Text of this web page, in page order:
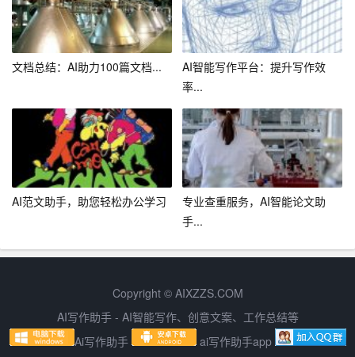
案等文件，提高工作效率。此外，助手还可以为企业生成
宣传文案、广告语等，提升企业形象。
4. 个人领域
在个人领域，头条AI写作助手助力广大写作爱好者提升写
作水平，实现写作梦想。无论是撰写日记、散文，还是创
作小说、诗歌，助手都能提供实时帮助。
三、智能写作行业的新潮流
随着人工智能技术的不断进步，智能写作行业正呈现出以
下新潮流：
未来，智能写作助手将更加注重个性化定制，根据用户的
需求和特点，生成独具特色的文章。
文档总结：AI助力100篇文档...
AI智能写作平台：提升写作效
率...
AI范文助手，助您轻松办公学习
专业查重服务，AI智能论文助
手...
Copyright © AIXZZS.COM
AI写作助手 - AI智能写作、创意文案、工作总结等
Ai写作助手
ai写作助手app